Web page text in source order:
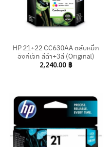
HP 21+22 CC630AA ตลับหมึก
อิงค์เจ็ท สีดำ+3สี (Original)
2,240.00 ฿